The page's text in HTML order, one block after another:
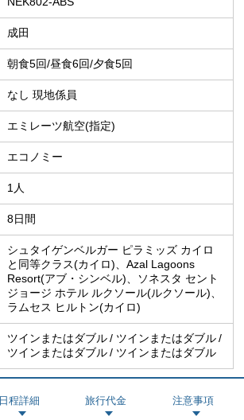
成田
朝食5回/昼食6回/夕食5回
なし 現地係員
エミレーツ航空(指定)
エコノミー
1人
8日間
シュタイゲンベルガー ピラミッズ カイロ
と同等クラス(カイロ)、Azal Lagoons
Resort(アブ・シンベル)、ソネスタ セント
ジョージ ホテル ルクソール(ルクソール)、
ラムセス ヒルトン(カイロ)
ツインまたはダブル
ツインまたはダブル
ツインまたはダブル
ツインまたはダブル
日程詳細 旅行代金 注意事項